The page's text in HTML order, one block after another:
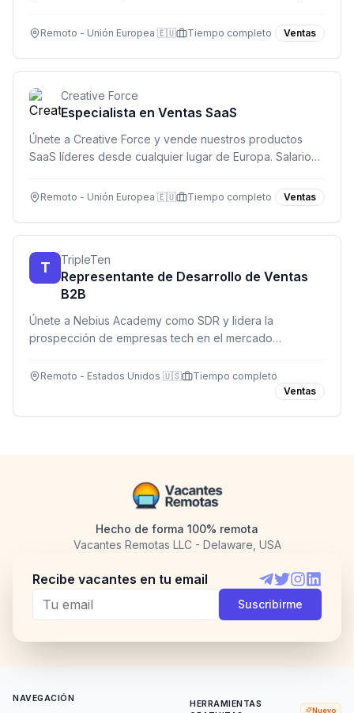
Remoto - Unión Europea 🇪🇺 Tiempo completo Ventas
Creative Force
Especialista en Ventas SaaS
Únete a Creative Force y vende nuestros productos
SaaS líderes desde cualquier lugar de Europa. Salario
Remoto - Unión Europea 🇪🇺 Tiempo completo Ventas
T TripleTen
Representante de Desarrollo de Ventas
B2B
Únete a Nebius Academy como SDR y lidera la
prospección de empresas tech en el mercado
remoto.
Remoto - Estados Unidos 🇺🇸
Tiempo completo
Ventas
Hecho de forma 100% remota
Vacantes Remotas LLC - Delaware, USA
Recibe vacantes en tu email
Telegram
TwitterInstagram
Suscribirme
NAVEGACIÓN
HERRAMIENTAS
Nuevo